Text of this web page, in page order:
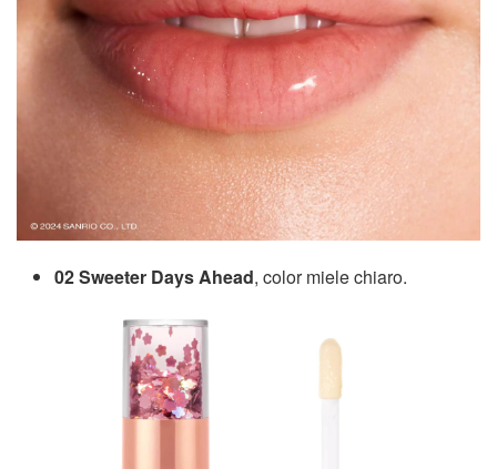
02 Sweeter Days Ahead, color miele chiaro.